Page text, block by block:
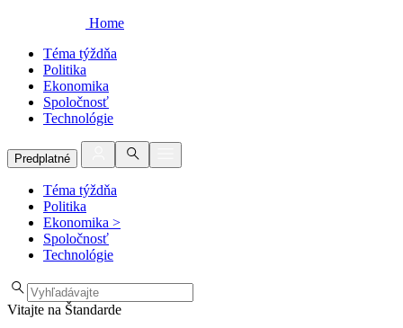
Home
Téma týždňa
Politika
Ekonomika
Spoločnosť
Technológie
Predplatné
Téma týždňa
Politika
Ekonomika >
Spoločnosť
Technológie
Vitajte na Štandarde